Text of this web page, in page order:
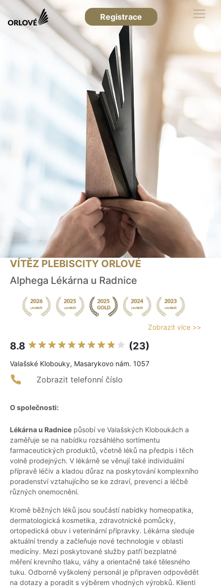
Registrace
VÍTĚZ PLEBISCITY ORLOVÉ
Alphega Lékárna u Radnice
Zobrazit více >>
8.8 (23)
Valašské Klobouky, Masarykovo nám. 1057
Zobrazit telefonní číslo
O společnosti:
Lékárna u Radnice působí ve Valašských Kloboukách a
zaměřuje se na nabídku rozsáhlého sortimentu
farmaceutických produktů, včetně léků na předpis i těch
volně prodejných. V lékárně se věnují také individuální
přípravě léčiv a kladou důraz na poskytování komplexního
poradenství vztahujícího se ke zdraví, prevenci a léčbě
různých onemocnění.
Kromě běžných léků jsou součástí nabídky homeopatika,
dermatologická kosmetika, zdravotnické pomůcky,
ortopedická obuv i veterinární přípravky. Lékárna sleduje
aktuální trendy a začleňuje nové technologie v oblasti
medicíny. Mezi poskytované služby patří bezplatné
měření krevního tlaku, váhy a orientačně také tělesného
tuku. Odborně vyškolený personál je připraven odpovědět
na dotazy a poradit s výběrem vhodných výrobků. Klienti